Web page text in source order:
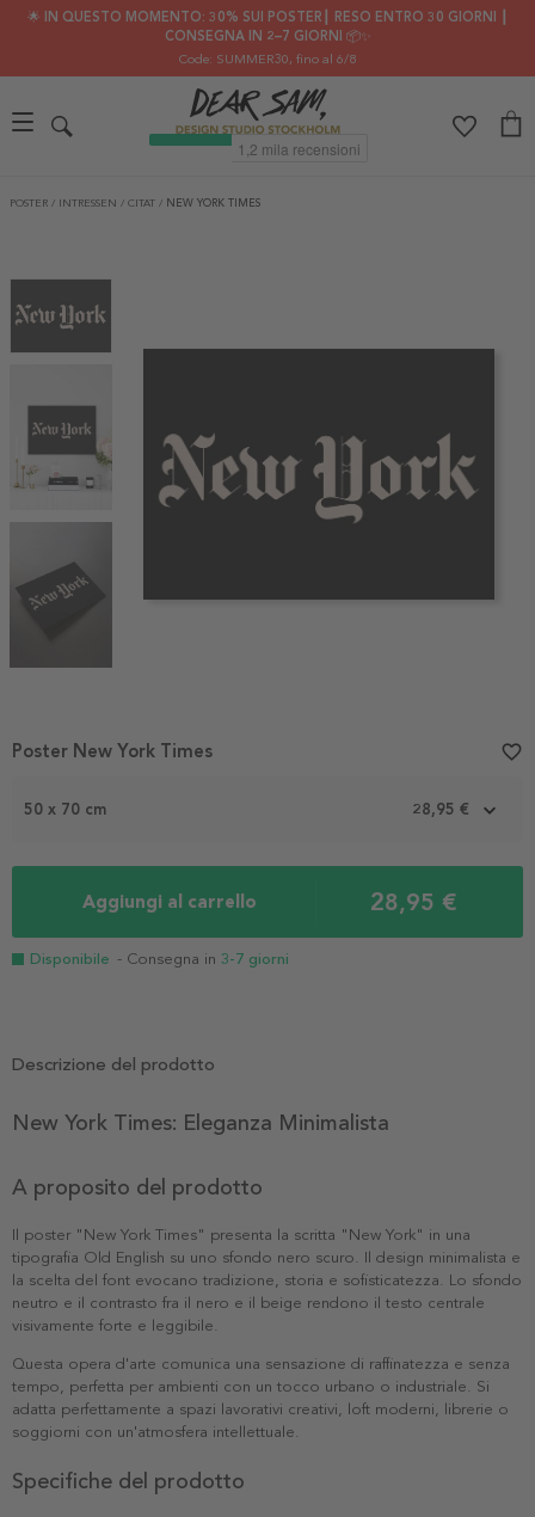
🌟 IN QUESTO MOMENTO: 30% SUI POSTER┃ RESO ENTRO 30 GIORNI ┃
CONSEGNA IN 2–7 GIORNI 📦✨
Code: SUMMER30, fino al 6/8
POSTER / INTRESSEN / CITAT / NEW YORK TIMES
Item
50 x 70 cm 28,95 €
Aggiungi al carrello 28,95 €
Disponibile - Consegna in 3-7 giorni
Poster New York Times favorite_border
Descrizione del prodotto
New York Times: Eleganza Minimalista
A proposito del prodotto
Il poster "New York Times" presenta la scritta "New York" in una
tipografia Old English su uno sfondo nero scuro. Il design minimalista e
la scelta del font evocano tradizione, storia e sofisticatezza. Lo sfondo
neutro e il contrasto fra il nero e il beige rendono il testo centrale
visivamente forte e leggibile.
Questa opera d'arte comunica una sensazione di raffinatezza e senza
tempo, perfetta per ambienti con un tocco urbano o industriale. Si
adatta perfettamente a spazi lavorativi creativi, loft moderni, librerie o
soggiorni con un'atmosfera intellettuale.
Specifiche del prodotto